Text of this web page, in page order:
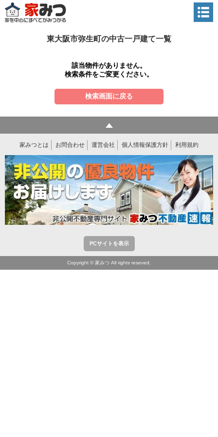
東大阪市弥生町の中古一戸建て一覧
該当物件がありません。
検索条件をご変更ください。
検索画面に戻る
家みつとは お問合わせ 運営会社 個人情報保護方針 利用規約
PCサイトを表示
Copyright © 家みつ All rights reseved.